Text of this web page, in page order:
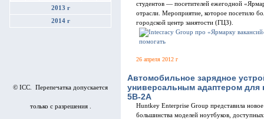
2013 г
2014 г
© ICC. Перепечатка допускается
только с разрешения .
студентов — посетителей ежегодной
отрасли. Мероприятие, которое посетило
городской центр занятости (ГЦЗ).
26 апреля 2012 г
Автомобильное зарядное
универсальным адаптером для
5В-2A
Huntkey Enterprise Group представила
большинства моделей ноутбуков,